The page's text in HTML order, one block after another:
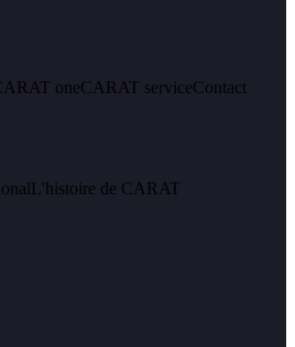
oneCARAT serviceContact
L'histoire de CARAT